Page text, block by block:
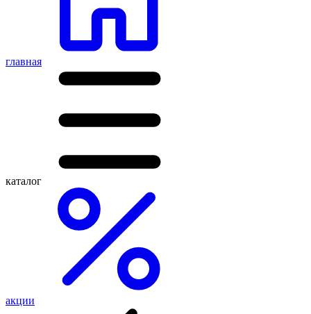
главная
каталог
акции